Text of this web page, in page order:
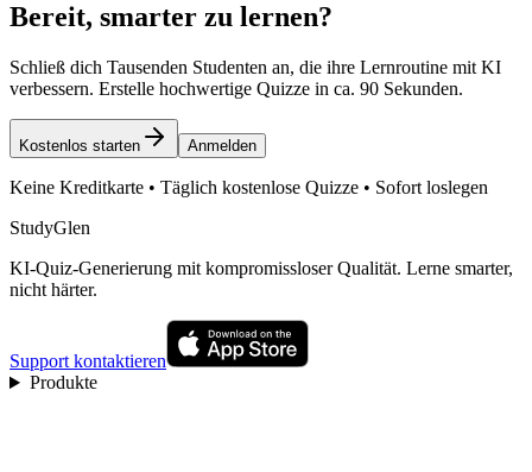
Bereit, smarter zu lernen?
Schließ dich Tausenden Studenten an, die ihre Lernroutine mit KI
verbessern. Erstelle hochwertige Quizze in ca. 90 Sekunden.
Kostenlos starten Anmelden
Keine Kreditkarte • Täglich kostenlose Quizze • Sofort loslegen
StudyGlen
KI-Quiz-Generierung mit kompromissloser Qualität. Lerne smarter,
nicht härter.
Support kontaktieren
Produkte